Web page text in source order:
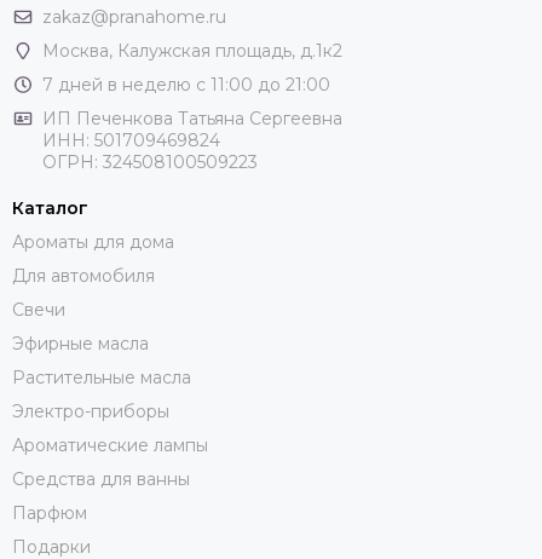
zakaz@pranahome.ru
Москва, Калужская площадь, д.1к2
7 дней в неделю с 11:00 до 21:00
ИП Печенкова Татьяна Сергеевна
ИНН: 501709469824
ОГРН: 324508100509223
Каталог
Ароматы для дома
Для автомобиля
Свечи
Эфирные масла
Растительные масла
Электро-приборы
Ароматические лампы
Средства для ванны
Парфюм
Подарки